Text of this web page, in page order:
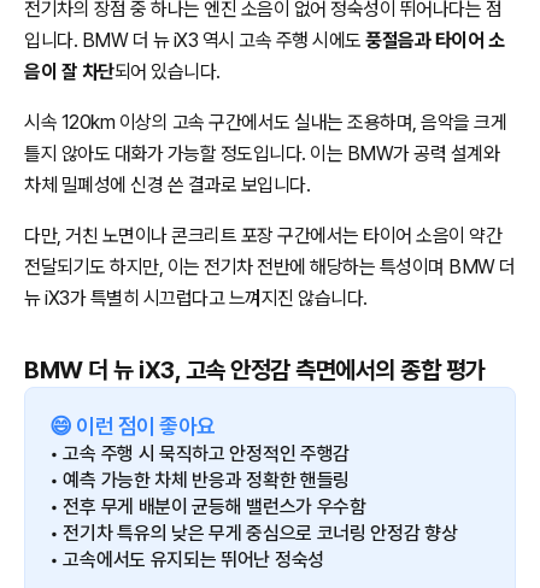
전기차의 장점 중 하나는 엔진 소음이 없어 정숙성이 뛰어나다는 점
입니다. BMW 더 뉴 iX3 역시 고속 주행 시에도 풍절음과 타이어 소
음이 잘 차단되어 있습니다.
시속 120km 이상의 고속 구간에서도 실내는 조용하며, 음악을 크게
틀지 않아도 대화가 가능할 정도입니다. 이는 BMW가 공력 설계와
차체 밀폐성에 신경 쓴 결과로 보입니다.
다만, 거친 노면이나 콘크리트 포장 구간에서는 타이어 소음이 약간
전달되기도 하지만, 이는 전기차 전반에 해당하는 특성이며 BMW 더
뉴 iX3가 특별히 시끄럽다고 느껴지진 않습니다.
BMW 더 뉴 iX3, 고속 안정감 측면에서의 종합 평가
😄 이런 점이 좋아요
• 고속 주행 시 묵직하고 안정적인 주행감
• 예측 가능한 차체 반응과 정확한 핸들링
• 전후 무게 배분이 균등해 밸런스가 우수함
• 전기차 특유의 낮은 무게 중심으로 코너링 안정감 향상
• 고속에서도 유지되는 뛰어난 정숙성